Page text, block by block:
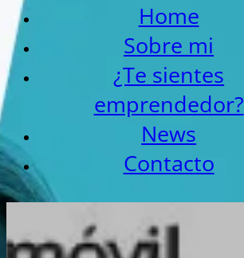
Home
Sobre mi
¿Te sientes
emprendedor?
News
Contacto